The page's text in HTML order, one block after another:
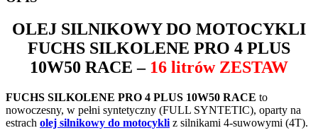
OLEJ SILNIKOWY DO MOTOCYKLI
FUCHS SILKOLENE PRO 4 PLUS
10W50 RACE – 16 litrów ZESTAW
FUCHS SILKOLENE PRO 4 PLUS 10W50 RACE to
nowoczesny, w pełni syntetyczny (FULL SYNTETIC), oparty na
estrach olej silnikowy do motocykli z silnikami 4-suwowymi (4T).